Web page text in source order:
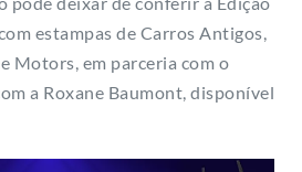
estampas de Carros Antigos,
Motors, em parceria com o
a Roxane Baumont, disponível